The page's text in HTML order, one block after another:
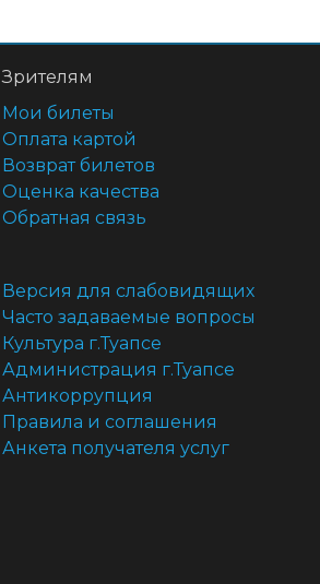
Зрителям
Мои билеты
Оплата картой
Возврат билетов
Оценка качества
Обратная связь
Версия для слабовидящих
Часто задаваемые вопросы
Культура г.Туапсе
Администрация г.Туапсе
Антикоррупция
Правила и соглашения
Анкета получателя услуг